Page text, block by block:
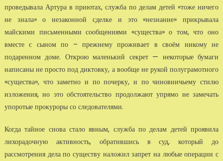
проведывала Артура в приютах, служба по делам детей «тоже ничего
не знала» о незаконной сделке и это «незнание» прикрывала
майскими письменными сообщениями «существа» о том, что оно
вместе с сыном по – прежнему проживает в своём никому не
подаренном доме. Открою маленький секрет — некоторые бумаги
написаны не просто под диктовку, а вообще не рукой полуграмотного
«существа», что заметно и по почерку, и по чиновничьему стилю
изложения, но это обстоятельство продолжают упрямо не замечать
упоротые прокуроры со следователями.
Когда тайное снова стало явным, служба по делам детей проявила
лихорадочную активность, обратившись в суд, который до
рассмотрения дела по существу наложил запрет на любые операции с